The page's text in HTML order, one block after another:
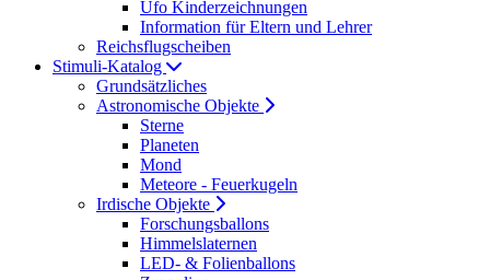
Ufo Kinderzeichnungen
Information für Eltern und Lehrer
Reichsflugscheiben
Stimuli-Katalog
Grundsätzliches
Astronomische Objekte
Sterne
Planeten
Mond
Meteore - Feuerkugeln
Irdische Objekte
Forschungsballons
Himmelslaternen
LED- & Folienballons